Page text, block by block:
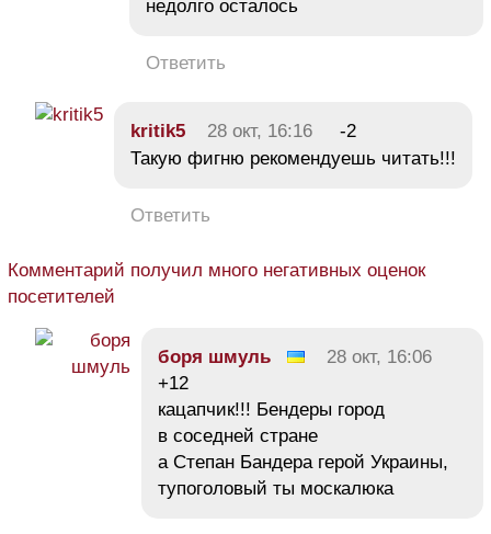
недолго осталось
Ответить
kritik5 28 окт, 16:16
-2
Такую фигню рекомендуешь читать!!!
Ответить
Комментарий получил много негативных оценок
посетителей
боря шмуль
28 окт, 16:06
+12
кацапчик!!! Бендеры город
в соседней стране
а Степан Бандера герой Украины,
тупоголовый ты москалюка